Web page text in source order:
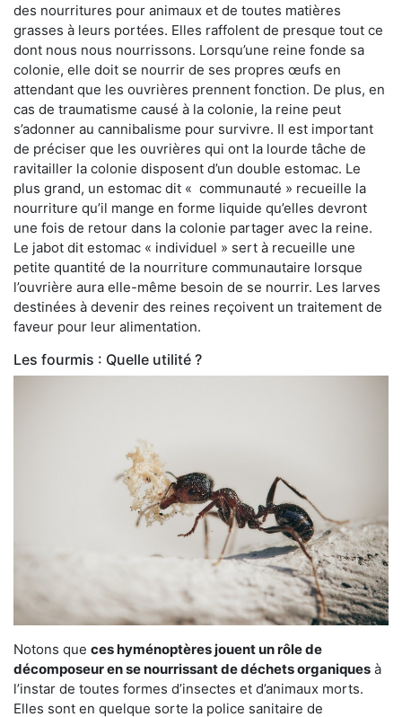
des nourritures pour animaux et de toutes matières
grasses à leurs portées. Elles raffolent de presque tout ce
dont nous nous nourrissons. Lorsqu’une reine fonde sa
colonie, elle doit se nourrir de ses propres œufs en
attendant que les ouvrières prennent fonction. De plus, en
cas de traumatisme causé à la colonie, la reine peut
s’adonner au cannibalisme pour survivre. Il est important
de préciser que les ouvrières qui ont la lourde tâche de
ravitailler la colonie disposent d’un double estomac. Le
plus grand, un estomac dit « communauté » recueille la
nourriture qu’il mange en forme liquide qu’elles devront
une fois de retour dans la colonie partager avec la reine.
Le jabot dit estomac « individuel » sert à recueille une
petite quantité de la nourriture communautaire lorsque
l’ouvrière aura elle-même besoin de se nourrir. Les larves
destinées à devenir des reines reçoivent un traitement de
faveur pour leur alimentation.
Les fourmis : Quelle utilité ?
Notons que ces hyménoptères jouent un rôle de
décomposeur en se nourrissant de déchets organiques à
l’instar de toutes formes d’insectes et d’animaux morts.
Elles sont en quelque sorte la police sanitaire de